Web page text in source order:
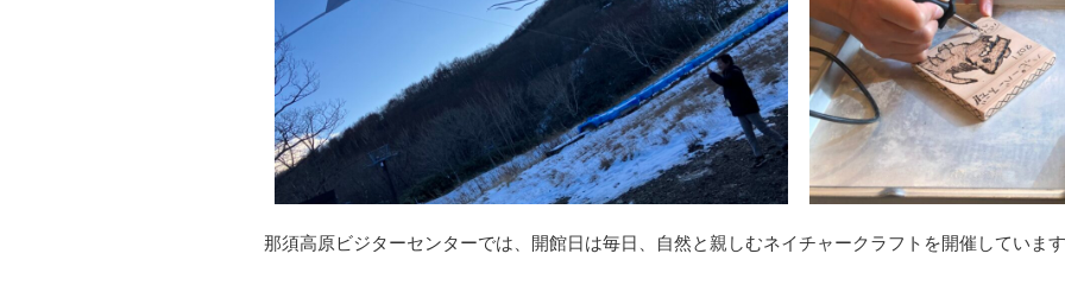
那須高原ビジターセンターでは、開館日は毎日、自然と親しむネイチャークラフトを開催していま